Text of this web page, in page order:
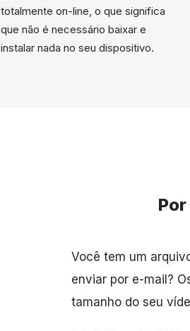
totalmente on-line, o que significa
que não é necessário baixar e
instalar nada no seu dispositivo.
Você tem um
enviar por e-mail?
tamanho do seu